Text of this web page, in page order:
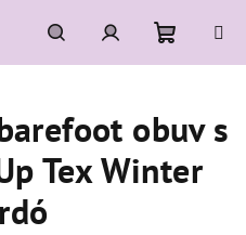
HľadaťPrihlásenie
košík
obuv s
Tex Winter